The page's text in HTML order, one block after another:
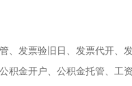
、发票验旧日、发票代开、
积金开户、公积金托管、工